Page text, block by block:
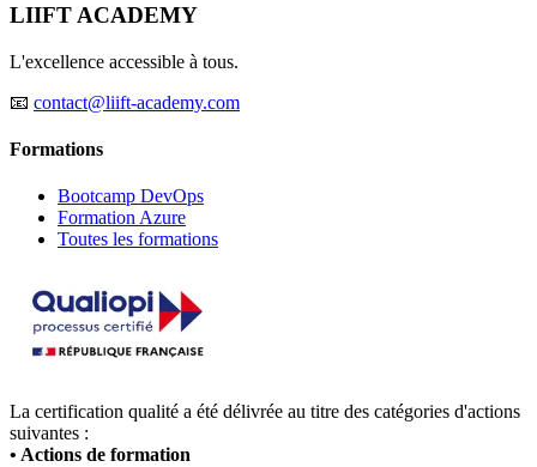
LIIFT ACADEMY
L'excellence accessible à tous.
📧 contact@liift-academy.com
Formations
Bootcamp DevOps
Formation Azure
Toutes les formations
La certification qualité a été délivrée au titre des catégories d'actions
suivantes :
• Actions de formation